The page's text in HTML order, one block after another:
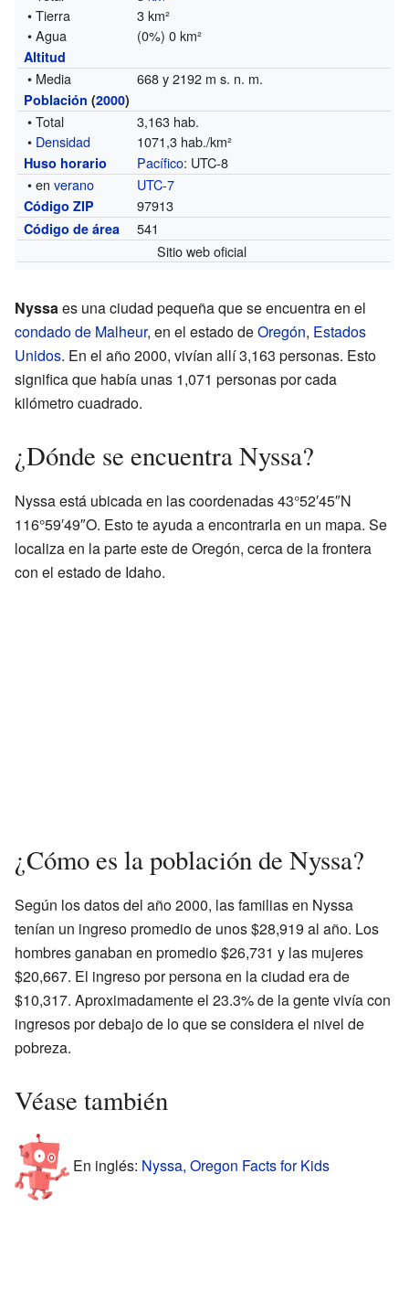
• Tierra
3 km²
• Agua
(0%) 0 km²
Altitud
• Media 668 y 2192 m s. n. m.
Población (2000)
• Total
3,163 hab.
• Densidad 1071,3 hab./km²
Huso horario Pacífico: UTC-8
• enverano UTC-7
Código ZIP 97913
Código de área
541
Sitio web oficial
Nyssaes una ciudad pequeña que se encuentra en el
condado de Malheur, en el estado deOregón, Estados
Unidos. En el año 2000, vivían allí 3,163 personas. Esto
significa que había unas 1,071 personas por cada
kilómetro cuadrado.
¿Dónde se encuentra Nyssa?
Nyssa está ubicada en las coordenadas 43°52′45″N
116°59′49″O. Esto te ayuda a encontrarla en un mapa. Se
localiza en la parte este de Oregón, cerca de la frontera
con el estado de Idaho.
¿Cómo es la población de Nyssa?
Según los datos del año 2000, las familias en Nyssa
tenían un ingreso promedio de unos $28,919 al año. Los
hombres ganaban en promedio $26,731 y las mujeres
$20,667. El ingreso por persona en la ciudad era de
$10,317. Aproximadamente el 23.3% de la gente vivía con
ingresos por debajo de lo que se considera el nivel de
pobreza.
Véase también
En inglés: Nyssa, Oregon Facts for Kids